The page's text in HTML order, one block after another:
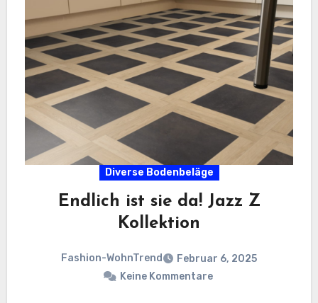
Diverse Bodenbeläge
Endlich ist sie da! Jazz Z
Kollektion
Fashion-WohnTrend
Februar 6, 2025
Keine Kommentare